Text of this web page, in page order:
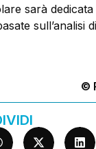
sarà
sull’analisi
©